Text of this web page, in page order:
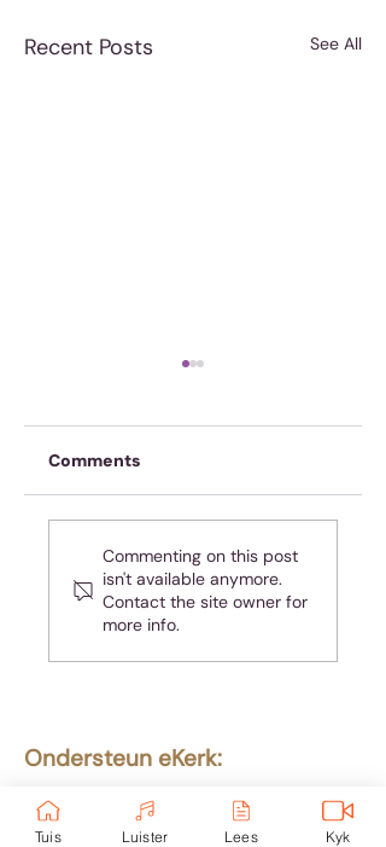
Recent Posts See All
nie
Comments
Commenting on this post
isn't available anymore.
Contact the site owner for
more info.
Ondersteun eKerk:
Ekerk Vereniging
ABSA Bank
Tuis Luister Lees Kyk